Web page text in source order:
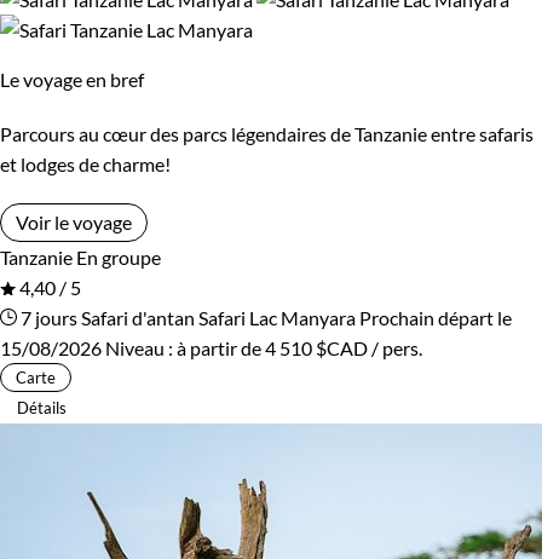
Supérieur
Environnement
Brousse et Savane Forêts, collines, rivières et lacs
Le voyage en bref
Parcours au cœur des parcs légendaires de Tanzanie entre safaris
et lodges de charme!
Voir le voyage
Tanzanie En groupe
4,40 / 5
7 jours Safari d'antan Safari Lac Manyara Prochain départ le
15/08/2026 Niveau : à partir de4 510 $CAD / pers.
Carte
Détails